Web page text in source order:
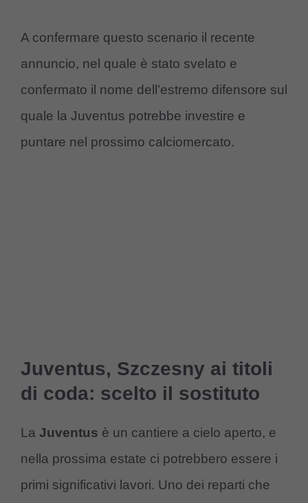
A confermare questo scenario il recente
annuncio, nel quale è stato svelato e
confermato il nome dell’estremo difensore sul
quale la Juventus potrebbe investire e
puntare nel prossimo calciomercato.
Juventus, Szczesny ai titoli
di coda: scelto il sostituto
La Juventus è un cantiere a cielo aperto, e
nella prossima estate ci potrebbero essere i
primi significativi lavori. Uno dei reparti che